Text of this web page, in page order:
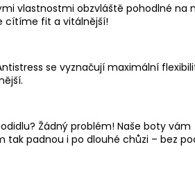
vlastnostmi obzvláště pohodlné na
cítíme fit a vitálnější!
se vyznačují maximální
Žádný problém! Naše boty vám
tak padnou i po dlouhé chůzi – bez